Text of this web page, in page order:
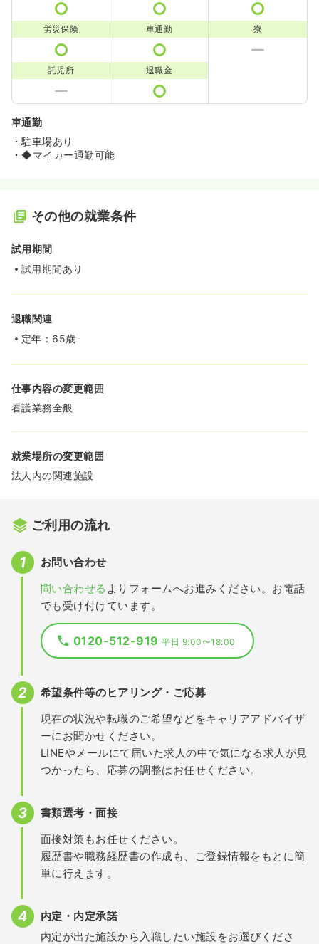
労災保険 車通勤 寮
託児所 退職金
車通勤
・駐車場あり
・◆マイカー通勤可能
その他の就業条件
試用期間
試用期間あり
退職関連
定年：65歳
仕事内容の変更範囲
看護業務全般
就業場所の変更範囲
法人内の関連施設
ご利用の流れ
お問い合わせ
問い合わせる よりフォームへお進みください。お電話
でも受け付けています。
0120-512-919平日 9:00〜18:00
希望条件等のヒアリング・ご応募
現在の状況や転職のご希望などをキャリアアドバイザ
ーにお聞かせください。
LINEやメールにて届いた求人の中で気になる求人が見
つかったら、応募の調整はお任せください。
書類選考・面接
面接対策もお任せください。
履歴書や職務経歴書の作成も、ご登録情報をもとに簡
単に行えます。
内定・内定承諾
内定が出た施設から入職したい施設をお選びくださ